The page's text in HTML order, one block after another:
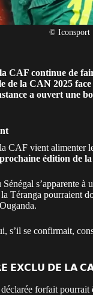
© Iconsport
CAF continue de
de la CAN 2025
a ouvert une
CAF vient alimenter
édition de
s’apparente à
Téranga pourraient
s’il se confirmait,
𝗘𝗫𝗖𝗟𝗨 𝗗𝗘 𝗟𝗔
forfait